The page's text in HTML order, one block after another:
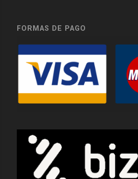
FORMAS DE PAGO